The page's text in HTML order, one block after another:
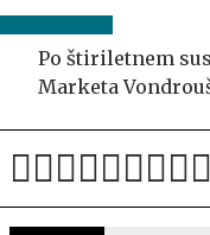
Po štiriletnem
Marketa